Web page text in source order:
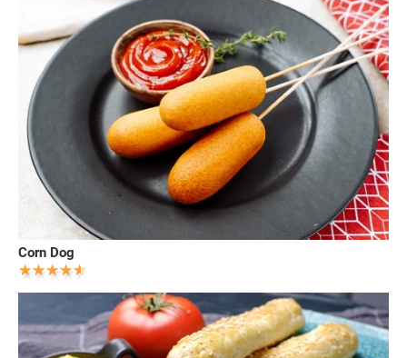
Corn Dog